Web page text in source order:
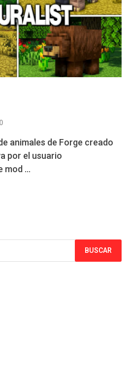
0
animales de Forge creado
por el usuario
mod …